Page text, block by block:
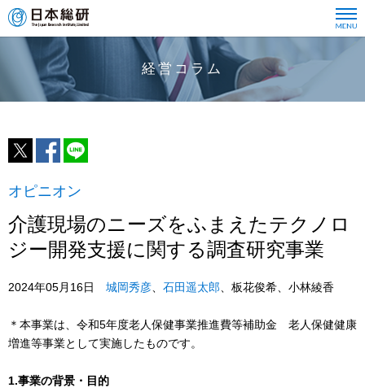
経営コラム
オピニオン
介護現場のニーズをふまえたテクノロ
ジー開発支援に関する調査研究事業
2024年05月16日 城岡秀彦 石田遥太郎 、板花俊希、小林綾香
＊本事業は、令和5年度老人保健事業推進費等補助金 老人保健健康
増進等事業として実施したものです。
1.事業の背景・目的